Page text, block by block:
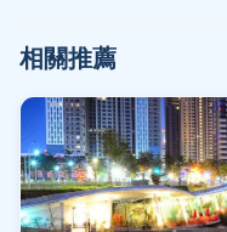
相關推薦